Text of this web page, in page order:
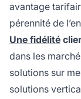
avantage
pérennité de
Une fidélité
dans les
solutions sur
solutions